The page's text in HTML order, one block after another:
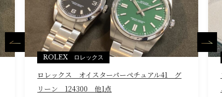
ROLEX ロレックス
ロレックス オイスターパーペチュアル41 グ
リーン 124300 他1点